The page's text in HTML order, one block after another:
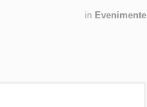
in Evenimente